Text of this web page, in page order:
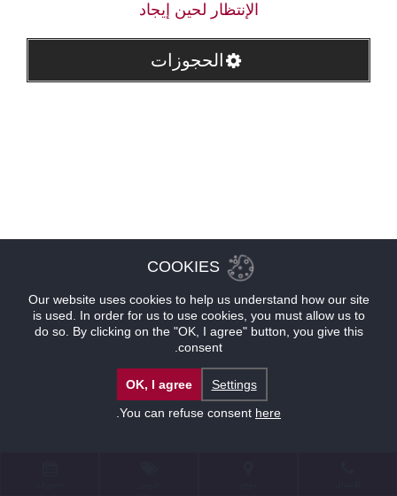
الإنتظار لحين إيجاد
الحجوزات
COOKIES
Our website uses cookies to help us understand how our site
is used. In order for us to use cookies, you must allow us to
do so. By clicking on the "OK, I agree" button, you give this
consent.
Settings
OK, I agree
You can refuse consent here
.